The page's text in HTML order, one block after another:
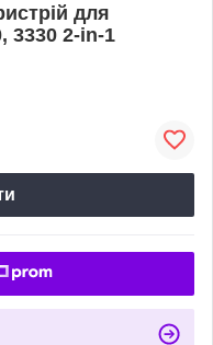
для
3330 2-in-1